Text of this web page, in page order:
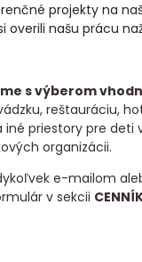
projekty na
overili našu prácu
s výberom
reštauráciu,
priestory pre deti
organizácii.
e-mailom
v sekcii